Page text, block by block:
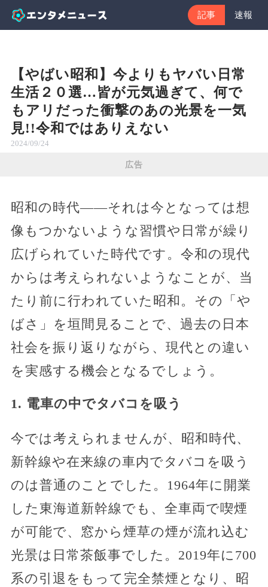
記事 速報
【やばい昭和】今よりもヤバい日常
生活２０選…皆が元気過ぎて、何で
もアリだった衝撃のあの光景を一気
見!!令和ではありえない
2024/09/24
広告
昭和の時代――それは今となっては想
像もつかないような習慣や日常が繰り
広げられていた時代です。令和の現代
からは考えられないようなことが、当
たり前に行われていた昭和。その「や
ばさ」を垣間見ることで、過去の日本
社会を振り返りながら、現代との違い
を実感する機会となるでしょう。
1. 電車の中でタバコを吸う
今では考えられませんが、昭和時代、
新幹線や在来線の車内でタバコを吸う
のは普通のことでした。1964年に開業
した東海道新幹線でも、全車両で喫煙
が可能で、窓から煙草の煙が流れ込む
光景は日常茶飯事でした。2019年に700
系の引退をもって完全禁煙となり、昭